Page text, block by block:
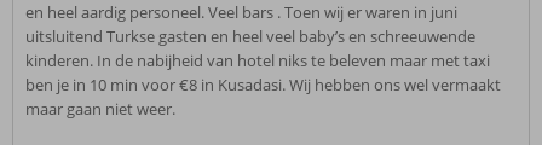
en heel aardig personeel. Veel bars . Toen wij er waren in juni
uitsluitend Turkse gasten en heel veel baby’s en schreeuwende
kinderen. In de nabijheid van hotel niks te beleven maar met taxi
ben je in 10 min voor €8 in Kusadasi. Wij hebben ons wel vermaakt
maar gaan niet weer.